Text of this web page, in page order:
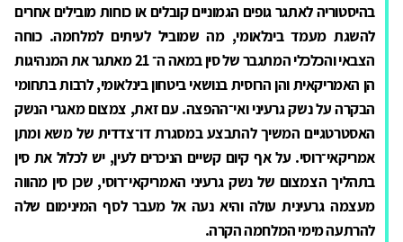
בהיסטוריה לאתגר גופים הגמוניים קובלים או כוחות מובילים אחרים
להשגת מעמד בינלאומי, מה שמוביל לעיתים למלחמה. כוחה
הצבאי והכלכלי המתגבר של סין במאה ה־ 21 מאתגר את המנהיגות
הן האמריקאית והן הרוסית בנושאי ביטחון בינלאומי, לרבות בתחומי
הבקרה על נשק גרעיני ואי־ההפצה. עם זאת, צמצום מאגרי הנשק
האסטרטגיים המשיך להתבצע במסגרת דו־צדדית של משא ומתן
אמריקאי־רוסי. על אף קיום קשיים הניכרים לעין, יש לכלול את סין
בתהליך הצמצום של נשק גרעיני האמריקאי־רוסי, שכן סין מהווה
מעצמה גרעינית עולה והיא נעה אל מעבר לסף המינימום שלה
להרתעה מימי המלחמה הקרה.